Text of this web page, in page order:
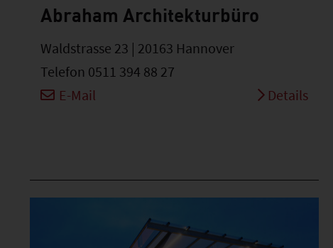
Abraham Architekturbüro
Waldstrasse 23 | 20163 Hannover
Telefon 0511 394 88 27
E-Mail
Details